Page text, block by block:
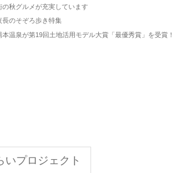
秋グルメが充実しています
長のそぞろ歩き特集
温泉が第19回土地活用モデル大賞「最優秀賞」を受賞！
いプロジェクト